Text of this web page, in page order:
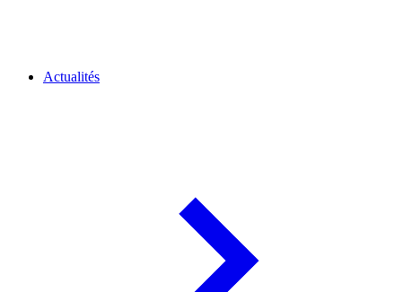
Actualités